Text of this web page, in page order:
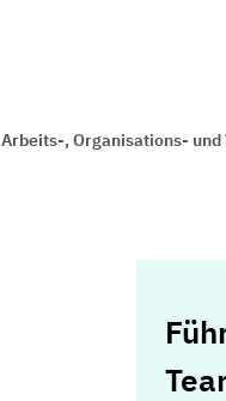
Arbeits-, Organisations-